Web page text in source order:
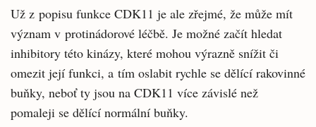
Už z popisu funkce CDK11 je ale zřejmé, že může mít
význam v protinádorové léčbě. Je možné začít hledat
inhibitory této kinázy, které mohou výrazně snížit či
omezit její funkci, a tím oslabit rychle se dělící rakovinné
buňky, neboť ty jsou na CDK11 více závislé než
pomaleji se dělící normální buňky.